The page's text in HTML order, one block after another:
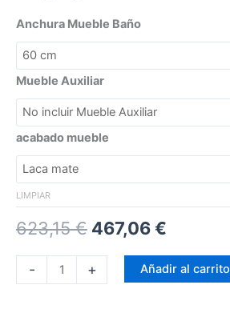
Anchura Mueble Baño
Mueble Auxiliar
acabado mueble
LIMPIAR
623,15€ 467,06€
- + Añadir al carrito